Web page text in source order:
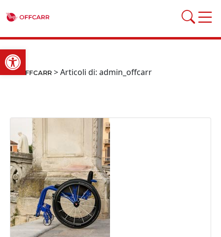
Open toolbar
OFFCARR >Articoli di: admin_offcarr